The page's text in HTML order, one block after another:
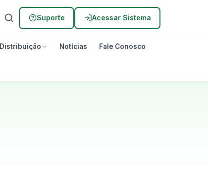
Suporte Acessar Sistema
Distribuição Notícias Fale Conosco